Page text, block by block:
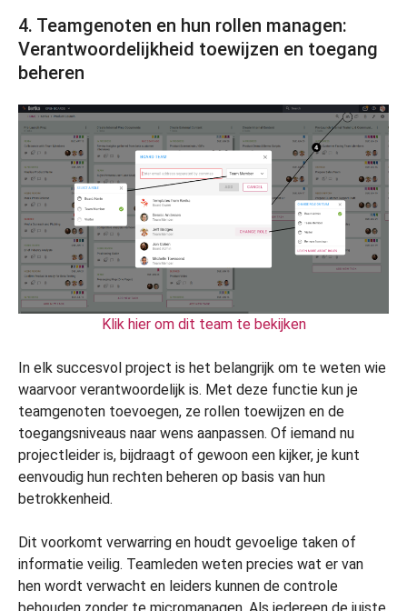
4. Teamgenoten en hun rollen managen:
Verantwoordelijkheid toewijzen en toegang
beheren
Klik hier om dit team te bekijken
In elk succesvol project is het belangrijk om te weten wie
waarvoor verantwoordelijk is. Met deze functie kun je
teamgenoten toevoegen, ze rollen toewijzen en de
toegangsniveaus naar wens aanpassen. Of iemand nu
projectleider is, bijdraagt of gewoon een kijker, je kunt
eenvoudig hun rechten beheren op basis van hun
betrokkenheid.
Dit voorkomt verwarring en houdt gevoelige taken of
informatie veilig. Teamleden weten precies wat er van
hen wordt verwacht en leiders kunnen de controle
behouden zonder te micromanagen. Als iedereen de juiste